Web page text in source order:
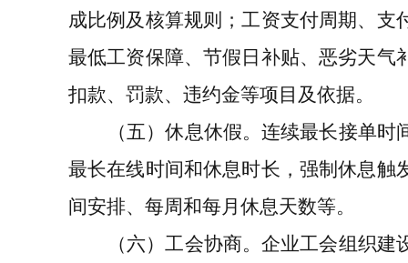
成比例及核算规则；工资支付周期、支
最低工资保障、节假日补贴、恶劣天气
扣款、罚款、违约金等项目及依据。
（五）休息休假。连续最长接单时
最长在线时间和休息时长，强制休息触
间安排、每周和每月休息天数等。
（六）工会协商。企业工会组织建